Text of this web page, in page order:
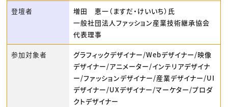
登壇者
増田 恵一（ますだ・けいいち）氏
一般社団法人ファッション産業技術継承協会
代表理事
参加対象者
グラフィックデザイナー/Webデザイナー/映像
デザイナー/アニメーター/インテリアデザイナ
ー/ファッションデザイナー/産業デザイナー/UI
デザイナー/UXデザイナー/マーケター/プロダ
クトデザイナー